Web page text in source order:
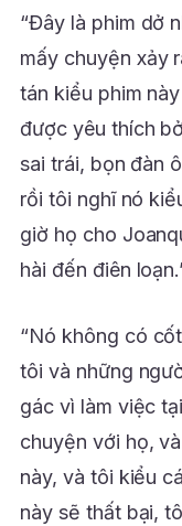
“Đây là phim dở
mấy chuyện xảy
tán kiểu phim
được yêu thích
sai trái, bọn đàn
rồi tôi nghĩ nó
giờ họ cho
hài đến điên
“Nó không có
tôi và những
gác vì làm việc
chuyện với họ,
này, và tôi kiểu
này sẽ thất bại,